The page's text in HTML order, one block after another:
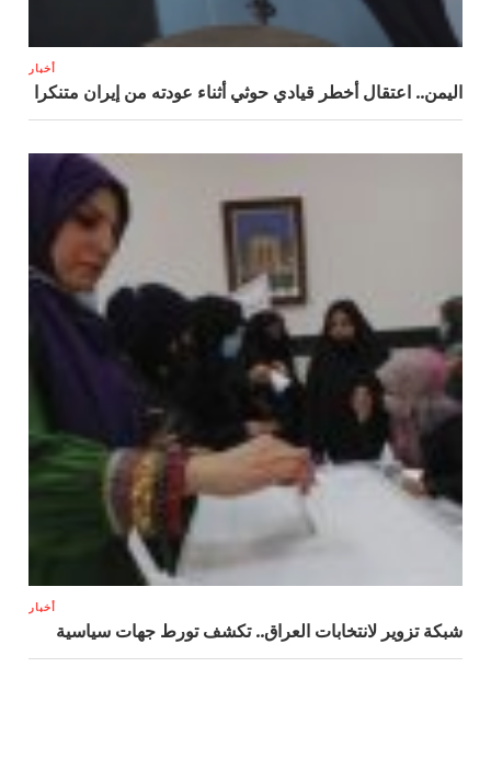
أخبار
اليمن.. اعتقال أخطر قيادي حوثي أثناء عودته من إيران متنكرا
أخبار
شبكة تزوير لانتخابات العراق.. تكشف تورط جهات سياسية